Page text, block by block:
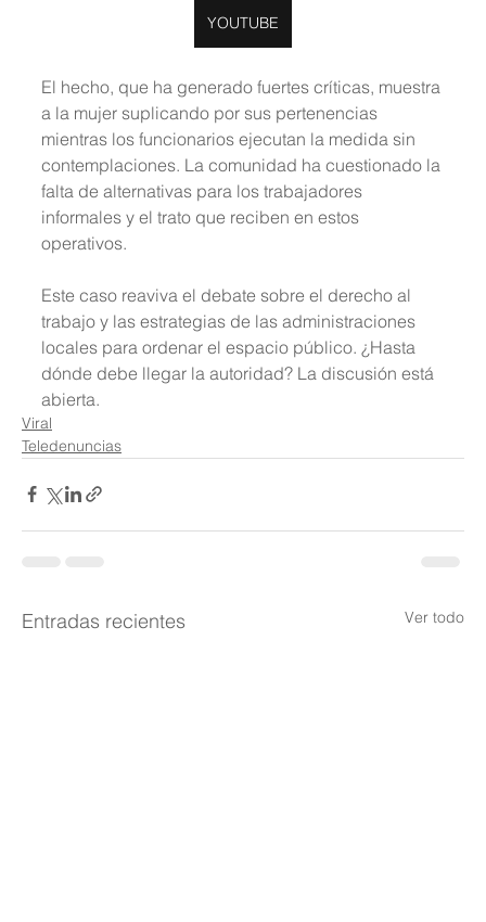
YOUTUBE
El hecho, que ha generado fuertes críticas, muestra
a la mujer suplicando por sus pertenencias
mientras los funcionarios ejecutan la medida sin
contemplaciones. La comunidad ha cuestionado la
falta de alternativas para los trabajadores
informales y el trato que reciben en estos
operativos.
Este caso reaviva el debate sobre el derecho al
trabajo y las estrategias de las administraciones
locales para ordenar el espacio público. ¿Hasta
dónde debe llegar la autoridad? La discusión está
abierta.
Viral
Teledenuncias
Entradas recientes Ver todo